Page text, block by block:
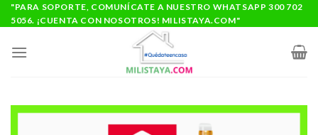
Saltar
al
"PARA SOPORTE, COMUNÍCATE A NUESTRO WHATSAPP 300 702
5056. ¡CUENTA CON NOSOTROS! MILISTAYA.COM"